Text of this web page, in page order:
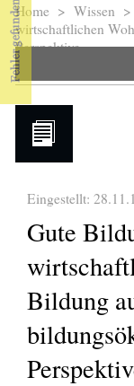
Sie sind
Home > Wissen >
wirtschaftlichen
Perspektive
Eingestellt:
Gute
Bildung